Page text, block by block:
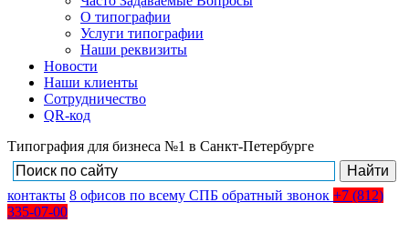
О типографии
Услуги типографии
Наши реквизиты
Новости
Наши клиенты
Сотрудничество
QR-код
Типография для бизнеса №1 в Санкт-Петербурге
контакты 8 офисов по всему СПБ обратный звонок +7 (812)
335-07-00